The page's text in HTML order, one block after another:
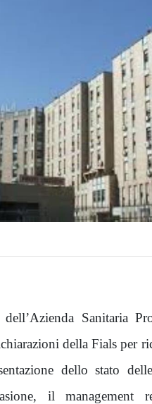
Sanitaria
della Fials per
dello stato
il management